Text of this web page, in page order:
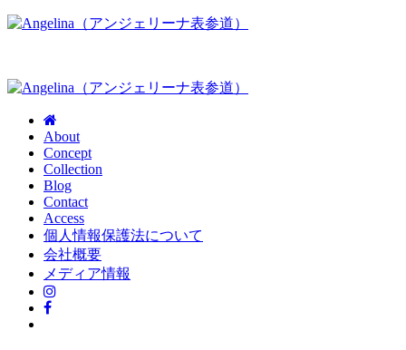
About
Concept
Collection
Blog
Contact
Access
個人情報保護法について
会社概要
メディア情報